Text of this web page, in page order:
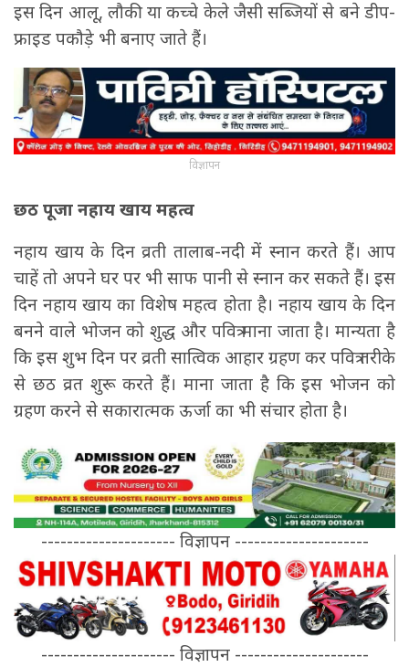
इस दिन आलू, लौकी या कच्चे केले जैसी सब्जियों से बने डीप-
फ्राइड पकौड़े भी बनाए जाते हैं।
विज्ञापन
छठ पूजा नहाय खाय महत्व
नहाय खाय के दिन व्रती तालाब-नदी में स्नान करते हैं। आप
चाहें तो अपने घर पर भी साफ पानी से स्नान कर सकते हैं। इस
दिन नहाय खाय का विशेष महत्व होता है। नहाय खाय के दिन
बनने वाले भोजन को शुद्ध और पवित्र माना जाता है। मान्यता है
कि इस शुभ दिन पर व्रती सात्विक आहार ग्रहण कर पवित्र तरीके
से छठ व्रत शुरू करते हैं। माना जाता है कि इस भोजन को
ग्रहण करने से सकारात्मक ऊर्जा का भी संचार होता है।
--------------------- विज्ञापन ---------------------
--------------------- विज्ञापन ---------------------